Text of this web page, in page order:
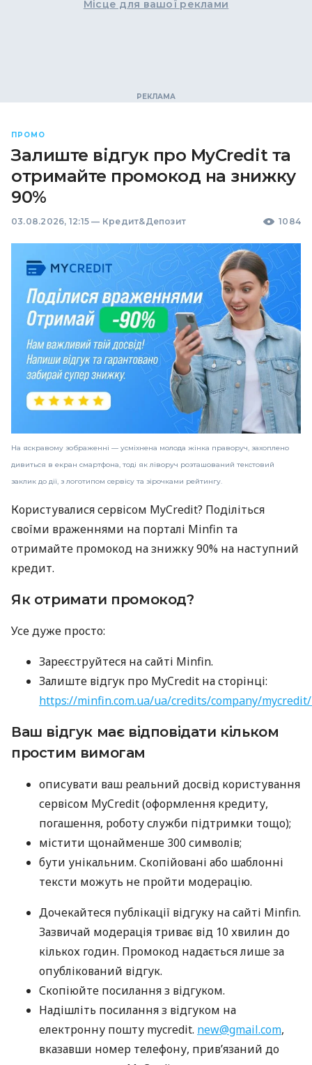
Місце для вашої реклами
ПРОМО
Залиште відгук про MyCredit та
отримайте промокод на знижку
90%
03.08.2026, 12:15 — Кредит&Депозит 1084
На яскравому зображенні — усміхнена молода жінка праворуч, захоплено
дивиться в екран смартфона, тоді як ліворуч розташований текстовий
заклик до дії, з логотипом сервісу та зірочками рейтингу.
Користувалися сервісом MyCredit? Поділіться
своїми враженнями на порталі Minfin та
отримайте промокод на знижку 90% на наступний
кредит.
Як отримати промокод?
Усе дуже просто:
Зареєструйтеся на сайті Minfin.
Залиште відгук про MyCredit на сторінці:
https://minfin.com.ua/ua/credits/company/
Ваш відгук має відповідати кільком
простим вимогам
описувати ваш реальний досвід користування
сервісом MyCredit (оформлення кредиту,
погашення, роботу служби підтримки тощо);
містити щонайменше 300 символів;
бути унікальним. Скопійовані або шаблонні
тексти можуть не пройти модерацію.
Дочекайтеся публікації відгуку на сайті Minfin.
Зазвичай модерація триває від 10 хвилин до
кількох годин. Промокод надається лише за
опублікований відгук.
Скопіюйте посилання з відгуком.
Надішліть посилання з відгуком на
електронну пошту mycredit. new@gmail.com,
вказавши номер телефону, прив’язаний до